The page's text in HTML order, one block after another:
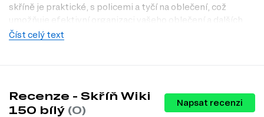
skříně je praktické, s policemi a tyčí na oblečení, což
umožňuje efektivní organizaci vašeho oblečení a dalších
osobních věcí. Navštivte náš internetový obchod Dubok.cz
bílá
Číst celý text
Recenze - Skříň Wiki
150 bílý (0)
Napsat recenzi